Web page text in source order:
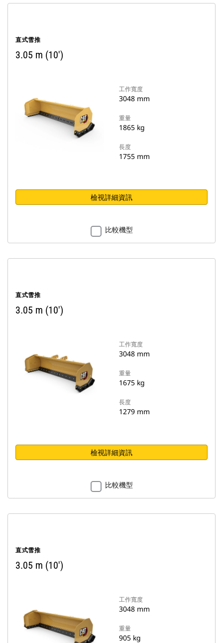
直式雪推
3.05 m (10')
工作寬度
3048 mm
重量
1865 kg
長度
1755 mm
檢視詳細資訊
比較機型
直式雪推
3.05 m (10')
工作寬度
3048 mm
重量
1675 kg
長度
1279 mm
檢視詳細資訊
比較機型
直式雪推
3.05 m (10')
工作寬度
3048 mm
重量
905 kg